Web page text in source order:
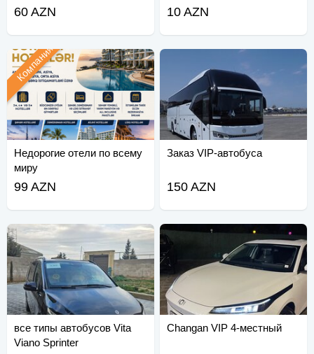
60 AZN
услуги
10 AZN
Недорогие отели по всему
миру
Компания
99 AZN
Заказ VIP-автобуса
150 AZN
все типы автобусов Vita
Viano Sprinter
Changan VIP 4-местный